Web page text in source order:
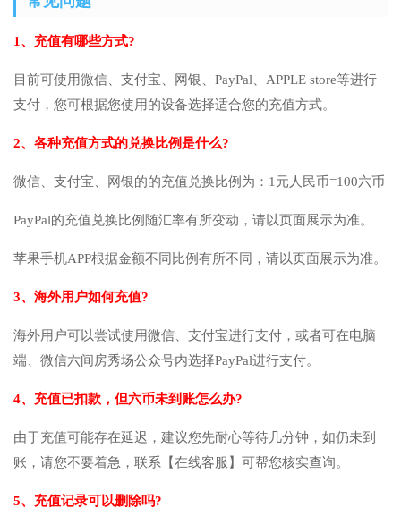
1、充值有哪些方式?
目前可使用微信、支付宝、网银、PayPal、APPLE store等进行
支付，您可根据您使用的设备选择适合您的充值方式。
2、各种充值方式的兑换比例是什么?
微信、支付宝、网银的的充值兑换比例为：1元人民币=100六币
PayPal的充值兑换比例随汇率有所变动，请以页面展示为准。
苹果手机APP根据金额不同比例有所不同，请以页面展示为准。
3、海外用户如何充值?
海外用户可以尝试使用微信、支付宝进行支付，或者可在电脑
端、微信六间房秀场公众号内选择PayPal进行支付。
4、充值已扣款，但六币未到账怎么办?
由于充值可能存在延迟，建议您先耐心等待几分钟，如仍未到
账，请您不要着急，联系【在线客服】可帮您核实查询。
5、充值记录可以删除吗?